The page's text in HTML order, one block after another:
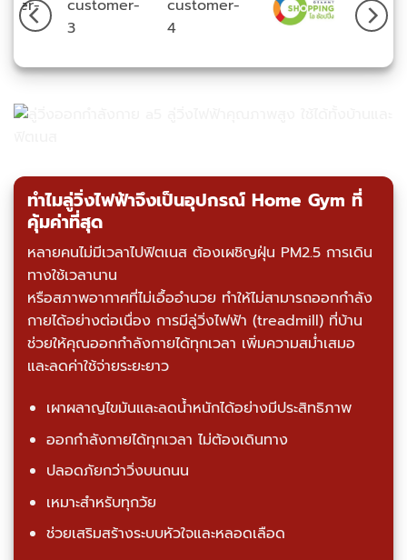
ทำไมลู่วิ่งไฟฟ้าจึงเป็นอุปกรณ์ Home Gym ที่
คุ้มค่าที่สุด
หลายคนไม่มีเวลาไปฟิตเนส ต้องเผชิญฝุ่น PM2.5 การเดิน
ทางใช้เวลานาน
หรือสภาพอากาศที่ไม่เอื้ออำนวย ทำให้ไม่สามารถออกกำลัง
กายได้อย่างต่อเนื่อง การมีลู่วิ่งไฟฟ้า (treadmill) ที่บ้าน
ช่วยให้คุณออกกำลังกายได้ทุกเวลา เพิ่มความสม่ำเสมอ
และลดค่าใช้จ่ายระยะยาว
เผาผลาญไขมันและลดน้ำหนักได้อย่างมีประสิทธิภาพ
ออกกำลังกายได้ทุกเวลา ไม่ต้องเดินทาง
ปลอดภัยกว่าวิ่งบนถนน
เหมาะสำหรับทุกวัย
ช่วยเสริมสร้างระบบหัวใจและหลอดเลือด